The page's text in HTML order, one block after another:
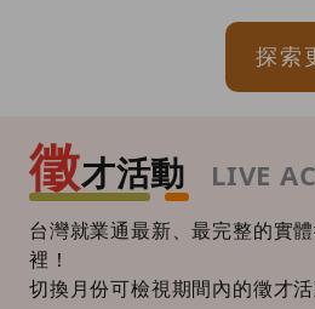
探索
徵才活動 LIVE
台灣就業通最新、最完整的實
裡！
切換月份可檢視期間內的徵才活